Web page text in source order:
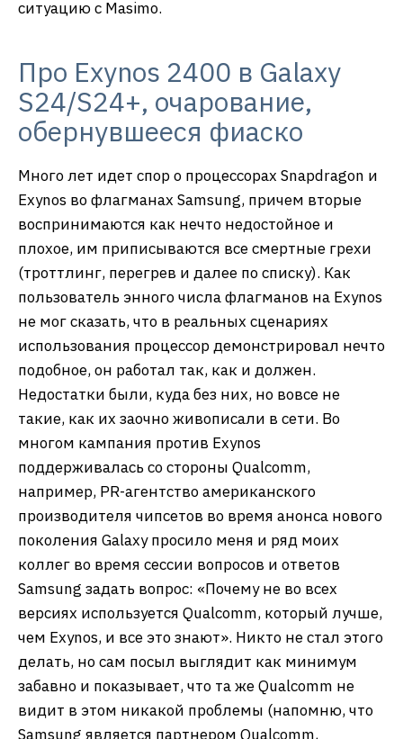
ситуацию с Masimo.
Про Exynos 2400 в Galaxy
S24/S24+, очарование,
обернувшееся фиаско
Много лет идет спор о процессорах Snapdragon и
Exynos во флагманах Samsung, причем вторые
воспринимаются как нечто недостойное и
плохое, им приписываются все смертные грехи
(троттлинг, перегрев и далее по списку). Как
пользователь энного числа флагманов на Exynos
не мог сказать, что в реальных сценариях
использования процессор демонстрировал нечто
подобное, он работал так, как и должен.
Недостатки были, куда без них, но вовсе не
такие, как их заочно живописали в сети. Во
многом кампания против Exynos
поддерживалась со стороны Qualcomm,
например, PR-агентство американского
производителя чипсетов во время анонса нового
поколения Galaxy просило меня и ряд моих
коллег во время сессии вопросов и ответов
Samsung задать вопрос: «Почему не во всех
версиях используется Qualcomm, который лучше,
чем Exynos, и все это знают». Никто не стал этого
делать, но сам посыл выглядит как минимум
забавно и показывает, что та же Qualcomm не
видит в этом никакой проблемы (напомню, что
Samsung является партнером Qualcomm,